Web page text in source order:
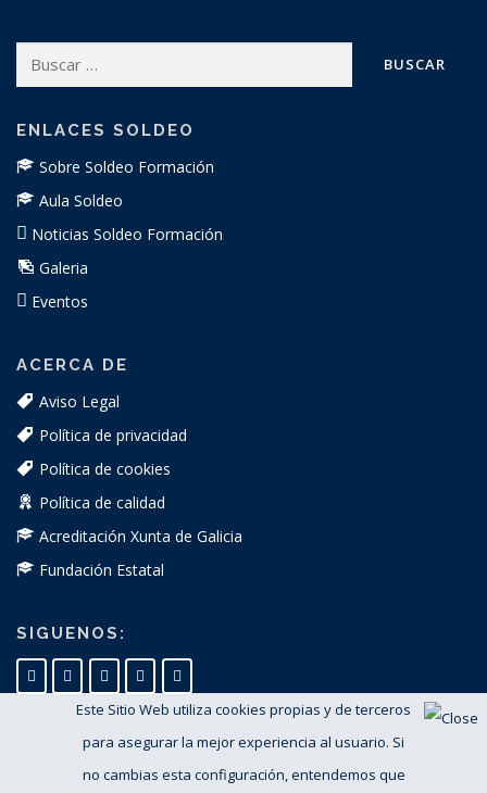
ENLACES SOLDEO
Sobre Soldeo Formación
Aula Soldeo
Noticias Soldeo Formación
Galeria
Eventos
ACERCA DE
Aviso Legal
Política de privacidad
Política de cookies
Política de calidad
Acreditación Xunta de Galicia
Fundación Estatal
SIGUENOS:
Este Sitio Web utiliza cookies propias y de terceros
para asegurar la mejor experiencia al usuario. Si
no cambias esta configuración, entendemos que